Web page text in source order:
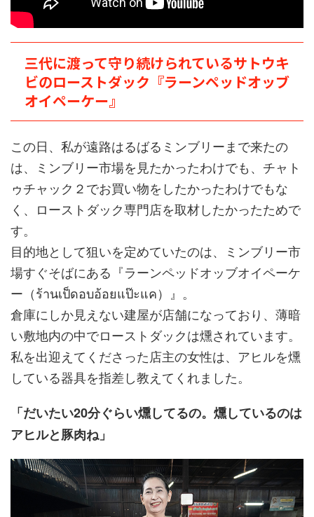
三代に渡って守り続けられているサトウキ
ビのローストダック『ラーンペッドオッブ
オイペーケー』
この日、私が遠路はるばるミンブリーまで来たの
は、ミンブリー市場を見たかったわけでも、チャト
ゥチャック２でお買い物をしたかったわけでもな
く、ローストダック専門店を取材したかったためで
す。
目的地として狙いを定めていたのは、ミンブリー市
場すぐそばにある『ラーンペッドオッブオイペーケ
ー（ร้านเป็ดอบอ้อยแป๊ะแค）』。
倉庫にしか見えない建屋が店舗になっており、薄暗
い敷地内の中でローストダックは燻されています。
私を出迎えてくださった店主の女性は、アヒルを燻
している器具を指差し教えてくれました。
「だいたい20分ぐらい燻してるの。燻しているのは
アヒルと豚肉ね」